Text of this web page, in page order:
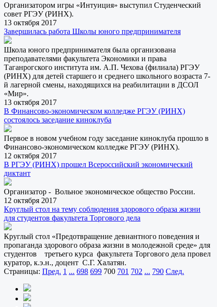
Организатором игры «Интуиция» выступил Студенческий
совет РГЭУ (РИНХ).
13 октября 2017
Завершилась работа Школы юного предпринимателя
Школа юного предпринимателя была организована
преподавателями факультета Экономики и права
Таганрогского института им. А.П. Чехова (филиала) РГЭУ
(РИНХ) для детей старшего и среднего школьного возраста 7-
й лагерной смены, находящихся на реабилитации в ДСОЛ
«Мир».
13 октября 2017
В Финансово-экономическом колледже РГЭУ (РИНХ)
состоялось заседание киноклуба
Первое в новом учебном году заседание киноклуба прошло в
Финансово-экономическом колледже РГЭУ (РИНХ).
12 октября 2017
В РГЭУ (РИНХ) прошел Всероссийский экономический
диктант
Организатор - Вольное экономическое общество России.
12 октября 2017
Круглый стол на тему соблюдения здорового образа жизни
для студентов факультета Торгового дела
Круглый стол «Предотвращение девиантного поведения и
пропаганда здорового образа жизни в молодежной среде» для
студентов третьего курса факультета Торгового дела провел
куратор, к.э.н., доцент С.Г. Халатян.
Страницы: Пред. 1 ... 698 699 700 701 702 ... 790 След.